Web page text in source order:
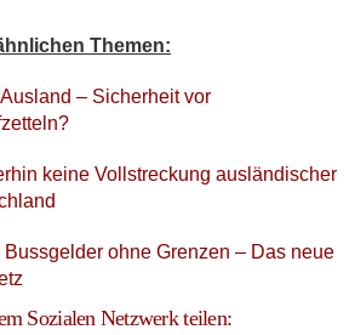
Themen:
– Sicherheit vor
keine Vollstreckung ausländischer
ohne Grenzen – Das neue
Sozialen Netzwerk teilen: